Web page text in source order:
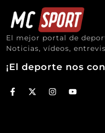
El mejor portal de
Noticias, vídeos,
¡El deporte nos